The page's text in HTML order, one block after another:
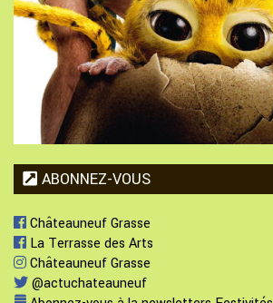
ABONNEZ-VOUS
Châteauneuf Grasse
La Terrasse des Arts
Châteauneuf Grasse
@actuchateauneuf